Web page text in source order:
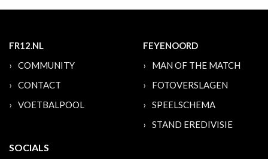
FR12.NL
COMMUNITY
CONTACT
VOETBALPOOL
FEYENOORD
MAN OF THE MATCH
FOTOVERSLAGEN
SPEELSCHEMA
STAND EREDIVISIE
SOCIALS